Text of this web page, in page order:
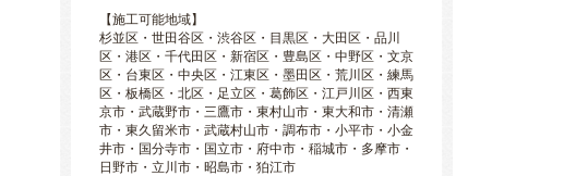
【施工可能地域】
杉並区・世田谷区・渋谷区・目黒区・大田区・品川
区・港区・千代田区・新宿区・豊島区・中野区・文京
区・台東区・中央区・江東区・墨田区・荒川区・練馬
区・板橋区・北区・足立区・葛飾区・江戸川区・西東
京市・武蔵野市・三鷹市・東村山市・東大和市・清瀬
市・東久留米市・武蔵村山市・調布市・小平市・小金
井市・国分寺市・国立市・府中市・稲城市・多摩市・
日野市・立川市・昭島市・狛江市